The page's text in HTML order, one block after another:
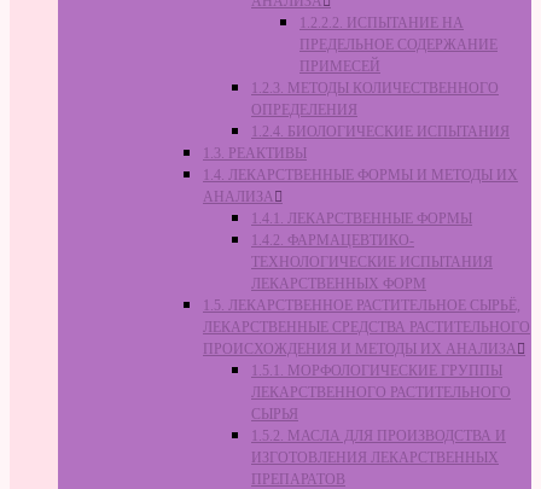
1.2.2.2. ИСПЫТАНИЕ НА
ПРЕДЕЛЬНОЕ СОДЕРЖАНИЕ
ПРИМЕСЕЙ
1.2.3. МЕТОДЫ КОЛИЧЕСТВЕННОГО
ОПРЕДЕЛЕНИЯ
1.2.4. БИОЛОГИЧЕСКИЕ ИСПЫТАНИЯ
1.3. РЕАКТИВЫ
1.4. ЛЕКАРСТВЕННЫЕ ФОРМЫ И МЕТОДЫ ИХ
АНАЛИЗА
1.4.1. ЛЕКАРСТВЕННЫЕ ФОРМЫ
1.4.2. ФАРМАЦЕВТИКО-
ТЕХНОЛОГИЧЕСКИЕ ИСПЫТАНИЯ
ЛЕКАРСТВЕННЫХ ФОРМ
1.5. ЛЕКАРСТВЕННОЕ РАСТИТЕЛЬНОЕ СЫРЬЁ,
ЛЕКАРСТВЕННЫЕ СРЕДСТВА РАСТИТЕЛЬНОГО
ПРОИСХОЖДЕНИЯ И МЕТОДЫ ИХ АНАЛИЗА
1.5.1. МОРФОЛОГИЧЕСКИЕ ГРУППЫ
ЛЕКАРСТВЕННОГО РАСТИТЕЛЬНОГО
СЫРЬЯ
1.5.2. МАСЛА ДЛЯ ПРОИЗВОДСТВА И
ИЗГОТОВЛЕНИЯ ЛЕКАРСТВЕННЫХ
ПРЕПАРАТОВ